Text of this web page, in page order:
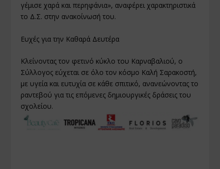
γέμισε χαρά και περηφάνια», αναφέρει χαρακτηριστικά
το Δ.Σ. στην ανακοίνωσή του.
Ευχές για την Καθαρά Δευτέρα
Κλείνοντας τον φετινό κύκλο του Καρναβαλιού, ο
Σύλλογος εύχεται σε όλο τον κόσμο Καλή Σαρακοστή,
με υγεία και ευτυχία σε κάθε σπιτικό, ανανεώνοντας το
ραντεβού για τις επόμενες δημιουργικές δράσεις του
σχολείου.